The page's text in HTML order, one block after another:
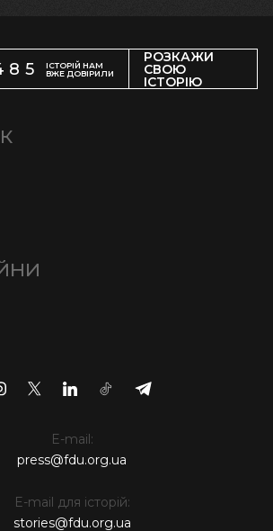
ІСТОРІЙ НАМ
ВЖЕ ДОВІРИЛИ
РОЗКАЖИ
СВОЮ
ІСТОРІЮ
E-mail:
press@fdu.org.ua
E-mail для історій:
stories@fdu.org.ua